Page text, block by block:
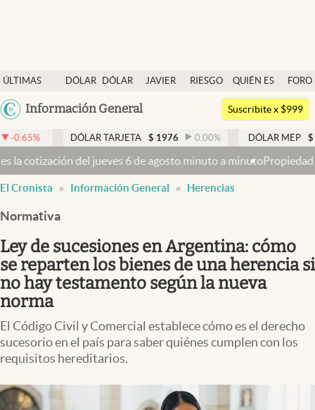
ÚLTIMAS
NOTICIAS
DÓLAR
DÓLAR
JAVIER
RIESGO
QUIÉN ES
QUIÉN
FORO
Argentina
México
USA
Información General
Dólar
Members
Economía y Política
Finanzas y Mercados
Mercados Online
Negocios
Columnistas
Otras secciones
Apertura
Infotechnology
Clase
Mundial 2026
Suscribite x $999
DÓLAR TARJETA $ 1976 0.00% DÓLAR MEP $ 1521,52
6 de agosto minuto a minutoPropiedad privada: con cruces y
El Cronista Información General Herencias
Normativa
Ley de sucesiones en Argentina: cómo
se reparten los bienes de una herencia si
no hay testamento según la nueva
norma
El Código Civil y Comercial establece cómo es el derecho
sucesorio en el país para saber quiénes cumplen con los
requisitos hereditarios.